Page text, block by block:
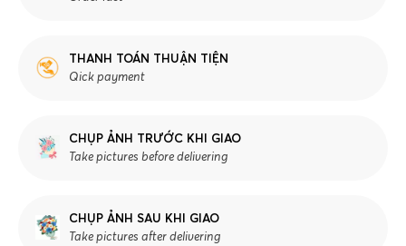
THANH TOÁN THUẬN TIỆN
Qick payment
CHỤP ẢNH TRƯỚC KHI GIAO
Take pictures before delivering
CHỤP ẢNH SAU KHI GIAO
Take pictures after delivering